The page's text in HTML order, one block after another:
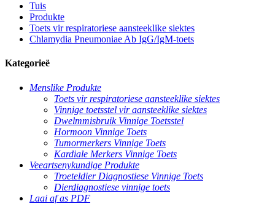
Tuis
Produkte
Toets vir respiratoriese aansteeklike siektes
Chlamydia Pneumoniae Ab IgG/IgM-toets
Kategorieë
Menslike Produkte
Toets vir respiratoriese aansteeklike siektes
Vinnige toetsstel vir aansteeklike siektes
Dwelmmisbruik Vinnige Toetsstel
Hormoon Vinnige Toets
Tumormerkers Vinnige Toets
Kardiale Merkers Vinnige Toets
Veeartsenykundige Produkte
Troeteldier Diagnostiese Vinnige Toets
Dierdiagnostiese vinnige toets
Laai af as PDF